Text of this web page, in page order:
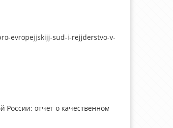
evropejjskijj-sud-i-rejjderstvo-v-
России: отчет о качественном